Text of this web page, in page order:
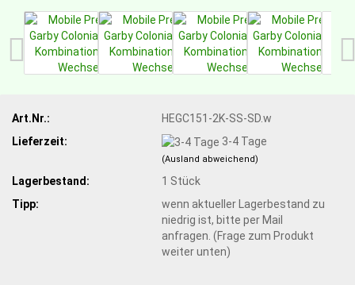
Art.Nr.:
HEGC151-2K-SS-SD.w
Lieferzeit:
3-4 Tage
(Ausland abweichend)
Lagerbestand: 1 Stück
Tipp:
wenn aktueller Lagerbestand zu
niedrig ist, bitte per Mail
anfragen. (Frage zum Produkt
weiter unten)